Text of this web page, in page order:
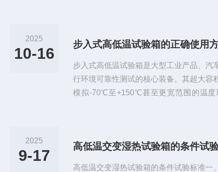
品准备：选择需要测试的样品，确保其符
2025
10-16
步入式高低温试验箱的正确使用
步入式高低温试验箱是大型工业产品、汽
行环境可靠性测试的核心装备。其超大容
模拟-70℃至+150℃甚至更宽范围的温度
面承重达标、远离易燃易爆物的专用区域
2025
9-17
高低温交变湿热试验箱的条件试
高低温交变湿热试验箱的条件试验标准一